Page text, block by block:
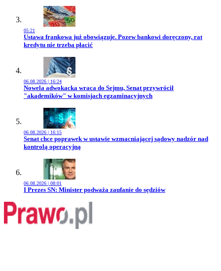
05:21
Przejdź do artykułu:
Ustawa frankowa już obowiązuje. Pozew bankowi doręczony, rat
kredytu nie trzeba płacić
06.08.2026 | 16:24
Przejdź do artykułu:
Nowela adwokacka wraca do Sejmu, Senat przywrócił
"akademików" w komisjach egzaminacyjnych
06.08.2026 | 16:15
Przejdź do artykułu:
Senat chce poprawek w ustawie wzmacniającej sądowy nadzór nad
kontrolą operacyjną
06.08.2026 | 08:01
Przejdź do artykułu:
I Prezes SN: Minister podważa zaufanie do sędziów